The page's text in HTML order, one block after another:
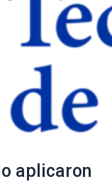
aplicaron